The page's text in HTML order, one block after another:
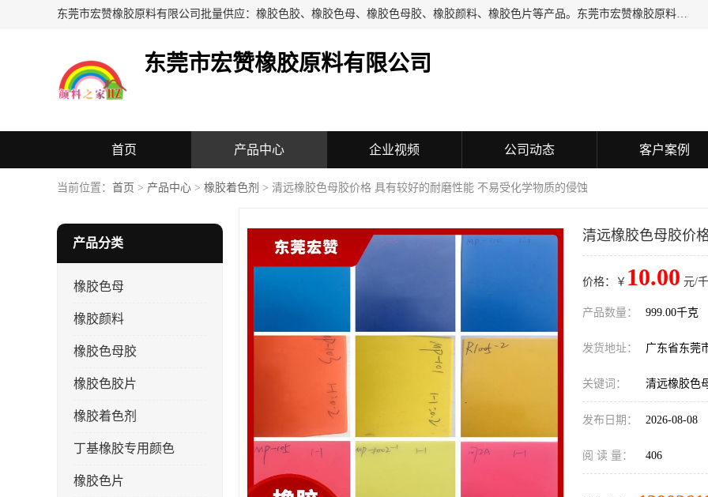
东莞市宏赞橡胶原料有限公司批量供应：橡胶色胶、橡胶色母、橡胶色母胶、橡胶颜料、橡胶色片等产品。东莞市宏赞橡胶原料有限公司经营已经十五年的历史，目前的客户群广达东南亚各国，也是目前橡胶制造密集度高的中国大陆橡胶制品工厂使用多，市场占有率高的色胶专业生产工厂。
东莞市宏赞橡胶原料有限公司
首页 产品中心 企业视频 公司动态 客户案例
当前位置： 首页 > 产品中心 > 橡胶着色剂 > 清远橡胶色母胶价格 具有较好的耐磨性能 不易受化学物质的侵蚀
产品分类
橡胶色母
橡胶颜料
橡胶色母胶
橡胶色胶片
橡胶着色剂
丁基橡胶专用颜色
橡胶色片
清远橡胶色母胶价
价格：￥ 10.00 元/
产品数量： 999.00千克
发货地址： 广东省东莞
关键词： 清远橡胶色
发布日期： 2026-08-08
阅 读 量： 406